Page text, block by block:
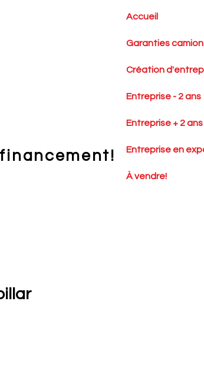
Accueil
Garanties
Création
Entreprise - 2 ans
Entreprise + 2 ans
Entreprise en
À vendre!